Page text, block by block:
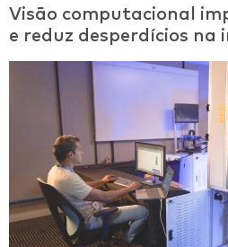
Visão computacional
e reduz desperdícios na